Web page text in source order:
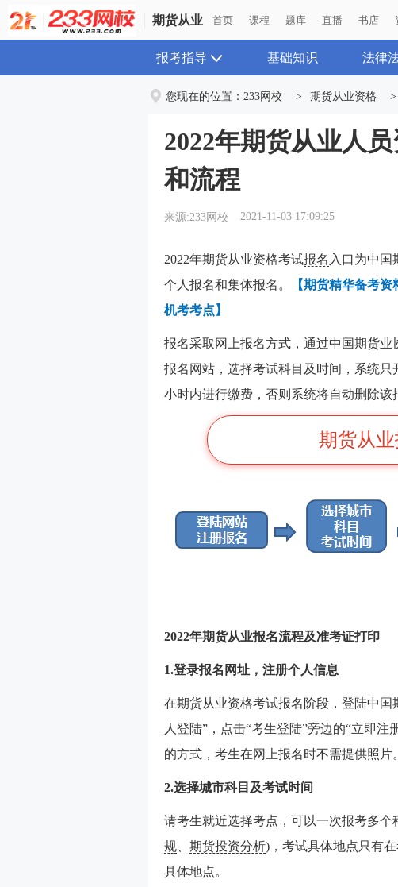
期货从业 首页 课程 题库 直播 书店
报考指导 基础知识 法律
您现在的位置： 233网校 > 期货从业资格 >
2022年期货从业人
和流程
来源:233网校 2021-11-03 17:09:25
2022年期货从业资格考试报名 入口为中国
个人报名和集体报名。
【期货精华备考资
机考考点】
报名采取网上报名方式，通过中国期货
报名网站，选择考试科目及时间，系统
小时内进行缴费，否则系统将自动删除该
期货从
2022年期货从业报名流程及准考证打印
1.登录报名网址，注册个人信息
在期货从业资格考试报名阶段，登陆中
人登陆”，点击“考生登陆”旁边的“立即
的方式，考生在网上报名时不需提供照片。
2.选择城市科目及考试时间
请考生就近选择考点，可以一次报考多个
规
期货投资分析)，考试具体地点只有
具体地点。